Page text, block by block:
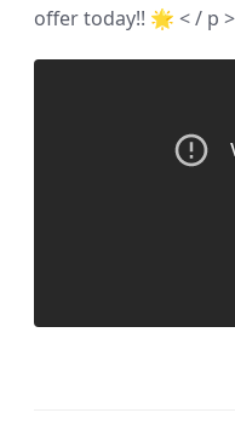
offer today!! 🌟 < / p >